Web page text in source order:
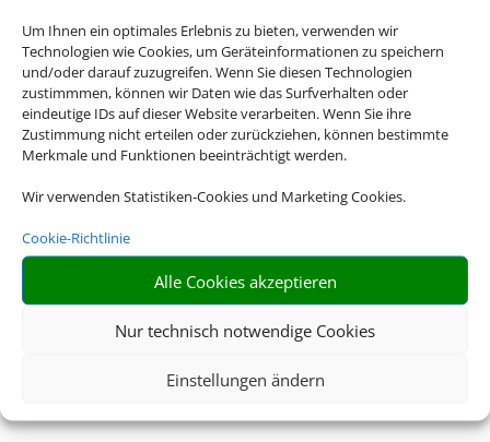
Um Ihnen ein optimales Erlebnis zu bieten, verwenden wir
Technologien wie Cookies, um Geräteinformationen zu speichern
und/oder darauf zuzugreifen. Wenn Sie diesen Technologien
zustimmmen, können wir Daten wie das Surfverhalten oder
eindeutige IDs auf dieser Website verarbeiten. Wenn Sie ihre
Zustimmung nicht erteilen oder zurückziehen, können bestimmte
Merkmale und Funktionen beeinträchtigt werden.
Wir verwenden Statistiken-Cookies und Marketing Cookies.
Cookie-Richtlinie
Alle Cookies akzeptieren
Nur technisch notwendige Cookies
Einstellungen ändern